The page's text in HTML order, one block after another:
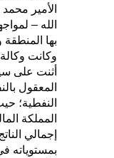
الأمير
الله –
بها المنطقة
وكانت
أثنت على
المعقول
النفطية؛
بمستوياته في